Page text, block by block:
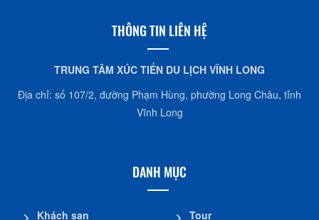
THÔNG TIN LIÊN HỆ
TRUNG TÂM XÚC TIẾN DU LỊCH VĨNH LONG
Địa chỉ: số 107/2, đường Phạm Hùng, phường Long Châu, tỉnh
Vĩnh Long
DANH MỤC
Khách sạn
Tour